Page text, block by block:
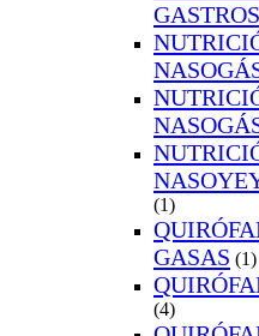
(1)
GASAS (1)
(4)